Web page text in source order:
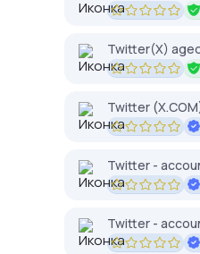
Twitter(X)
Twitter
Twitter -
Twitter -